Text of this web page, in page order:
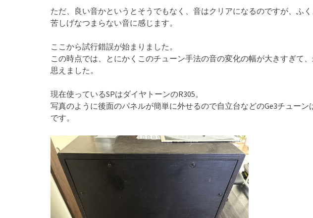
ただ、良い音かというとそうでもなく、音はクリアになるのですが、ふ
苦しげなつまらない音に感じます。
ここから試行錯誤が始まりました。
この時点では、とにかくこのチューン手法の音の変化の幅が大きすぎて
思えました。
現在使っているSPはダイヤトーンのR305。
写真のように後面のパネルが簡単に外せるので自立台などのGe3チューン
です。